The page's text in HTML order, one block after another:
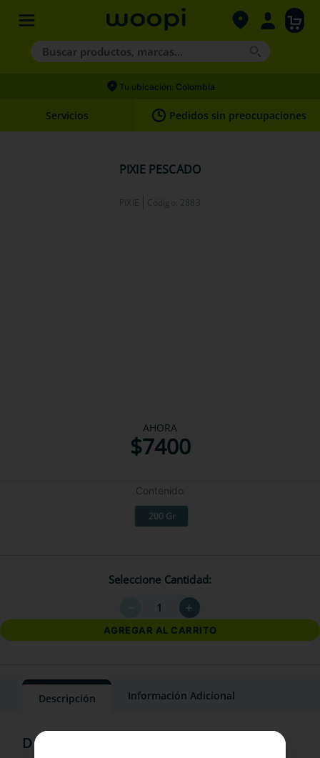
Buscar productos, marcas...
Términos más buscados
2.
hills
Tu ubicación: Colombia
Servicios Pedidos sin preocupaciones
PIXIE PESCADO
PIXIE Código: 2883
AHORA
$7400
Contenido
200 Gr
Seleccione Cantidad
＋
AGREGAR AL CARRITO
Descripción Información Adicional